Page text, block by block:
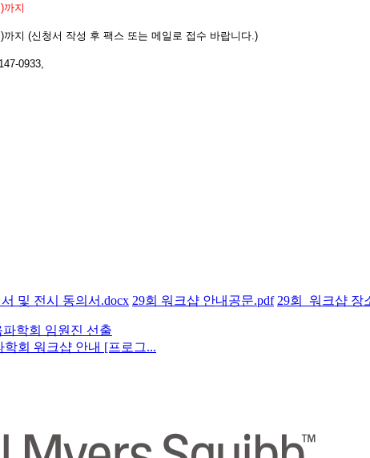
까지
지 (신청서 작성 후 팩스 또는 메일로 접수 바랍니다.)
0933,
및 전시 동의서.docx 29회 워크샵 안내공문.pdf 29회_워크샵 장
학회 임원진 선출
회 워크샵 안내 [프로그...